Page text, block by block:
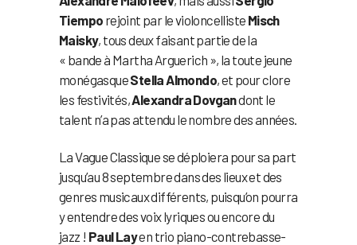
Tiempo rejoint par le violoncelliste Misch
Maisky, tous deux faisant partie de la
« bande à Martha Arguerich », la toute jeune
monégasqueStella Almondo, et pour clore
les festivités,Alexandra Dovgandont le
talent n’a pas attendu le nombre des années.
La Vague Classique se déploiera pour sa part
jusqu’au 8 septembre dans des lieux et des
genres musicaux différents, puisqu’on pourra
y entendre des voix lyriques ou encore du
jazz ! Paul Layen trio piano-contrebasse-